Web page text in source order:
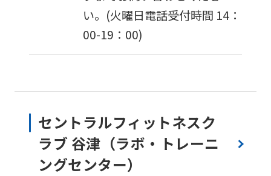
い。(火曜日電話受付時間 14：
00-19：00)
セントラルフィットネスク
ラブ 谷津（ラボ・トレーニ
ングセンター）
into
English.
Click
(start
automatic